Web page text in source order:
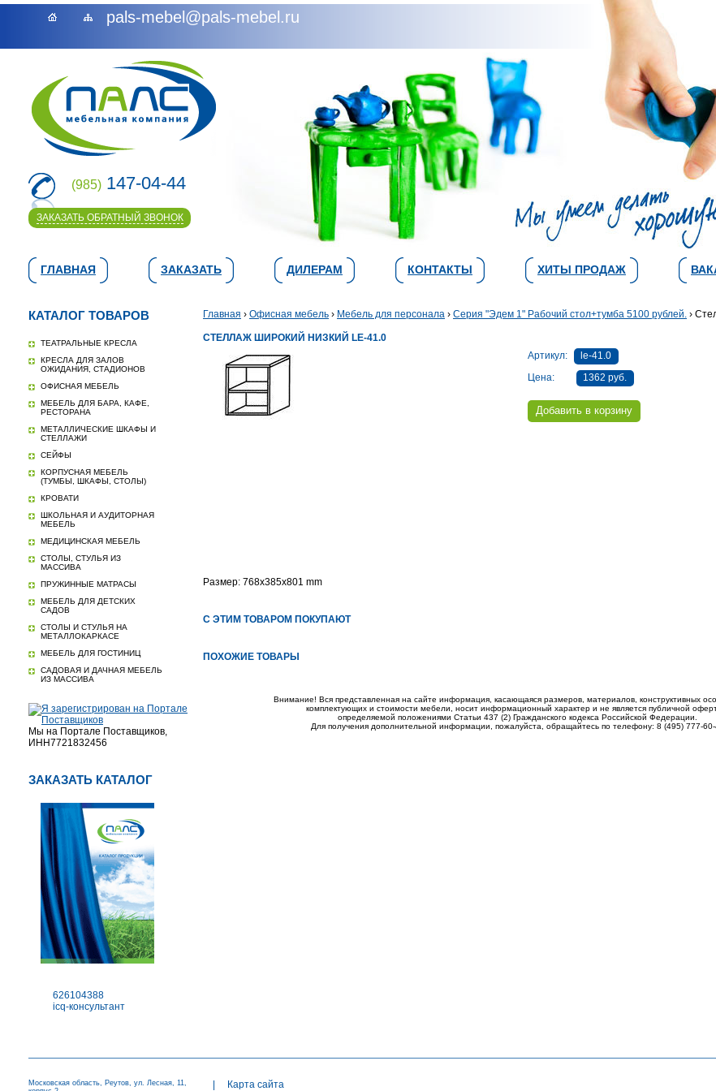
pals-mebel@pals-mebel.ru
(985) 147-04-44
ЗАКАЗАТЬ ОБРАТНЫЙ ЗВОНОК
ГЛАВНАЯ ЗАКАЗАТЬ ДИЛЕРАМ КОНТАКТЫ ХИТЫ ПРОДАЖ
КАТАЛОГ ТОВАРОВ
ТЕАТРАЛЬНЫЕ КРЕСЛА
КРЕСЛА ДЛЯ ЗАЛОВ
ОЖИДАНИЯ, СТАДИОНОВ
ОФИСНАЯ МЕБЕЛЬ
МЕБЕЛЬ ДЛЯ БАРА, КАФЕ,
РЕСТОРАНА
МЕТАЛЛИЧЕСКИЕ ШКАФЫ И
СТЕЛЛАЖИ
СЕЙФЫ
КОРПУСНАЯ МЕБЕЛЬ
(ТУМБЫ, ШКАФЫ, СТОЛЫ)
КРОВАТИ
ШКОЛЬНАЯ И АУДИТОРНАЯ
МЕБЕЛЬ
МЕДИЦИНСКАЯ МЕБЕЛЬ
СТОЛЫ, СТУЛЬЯ ИЗ
МАССИВА
ПРУЖИННЫЕ МАТРАСЫ
МЕБЕЛЬ ДЛЯ ДЕТСКИХ
САДОВ
СТОЛЫ И СТУЛЬЯ НА
МЕТАЛЛОКАРКАСЕ
МЕБЕЛЬ ДЛЯ ГОСТИНИЦ
САДОВАЯ И ДАЧНАЯ МЕБЕЛЬ
ИЗ МАССИВА
Мы на Портале Поставщиков,
ИНН7721832456
ЗАКАЗАТЬ КАТАЛОГ
626104388
icq-консультант
Главная › Офисная мебель › Мебель для персонала › Серия "Эдем 1" Рабочий стол+тумба 5100 рублей. ›
СТЕЛЛАЖ ШИРОКИЙ НИЗКИЙ LE-41.0
Артикул:
le-41.0
Цена:
1362 руб.
Размер: 768x385x801 mm
С ЭТИМ ТОВАРОМ ПОКУПАЮТ
ПОХОЖИЕ ТОВАРЫ
Внимание! Вся представленная на сайте информация, касающаяся размеров, материалов, конструктивных
комплектующих и стоимости мебели, носит информационный характер и не является публичной
определяемой положениями Статьи 437 (2) Гражданского кодекса Российской Федерации.
Для получения дополнительной информации, пожалуйста, обращайтесь по телефону: 8 (495) 777-60-
Московская область, Реутов, ул. Лесная, 11,
Карта сайта